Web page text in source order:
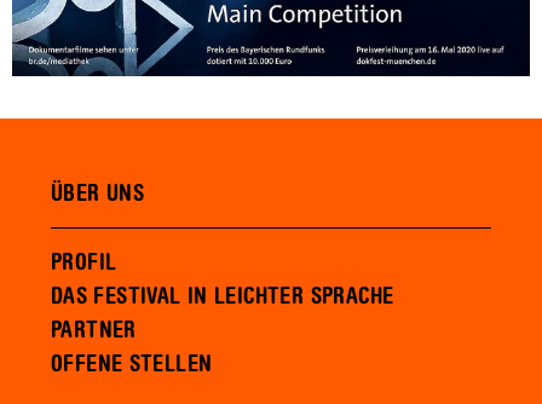
ÜBER UNS
PROFIL
DAS FESTIVAL IN LEICHTER SPRACHE
PARTNER
OFFENE STELLEN